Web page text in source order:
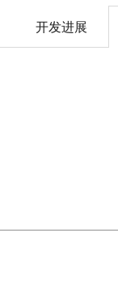
开发进展